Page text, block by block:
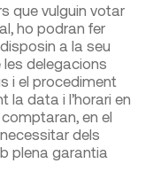
que vulguin votar
ho podran fer
a la seu
les delegacions
i el procediment
la data i l’horari en
en el
dels
plena garantia